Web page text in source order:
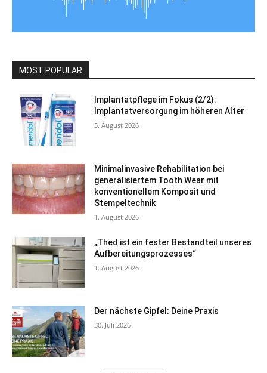
MOST POPULAR
Implantatpflege im Fokus (2/2):
Implantatversorgung im höheren Alter
5. August 2026
Minimalinvasive Rehabilitation bei
generalisiertem Tooth Wear mit
konventionellem Komposit und
Stempeltechnik
1. August 2026
„Thed ist ein fester Bestandteil unseres
Aufbereitungsprozesses“
1. August 2026
Der nächste Gipfel: Deine Praxis
30. Juli 2026